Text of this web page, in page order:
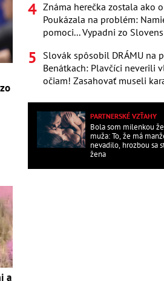
a
Známa herečka zostala ako
Poukázala na problém:
pomoci... Vypadni zo
Slovák spôsobil DRÁMU na
Benátkach: Plavčíci neverili
očiam! Zasahovať museli
PARTNERSKÉ VZŤAHY
Bola som milenkou
muža: To, že má
nevadilo, hrozbou sa
žena